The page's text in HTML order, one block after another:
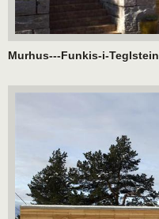
Murhus---Funkis-i-Teglstein